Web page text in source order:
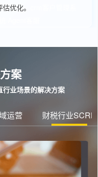
优化。
案
业场景的解决方案
运营 财税行业SCRM